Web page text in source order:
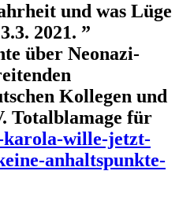
und was Lüge
2021. ”
über Neonazi-
Kollegen und
Totalblamage für
karola-wille-jetzt-
anhaltspunkte-